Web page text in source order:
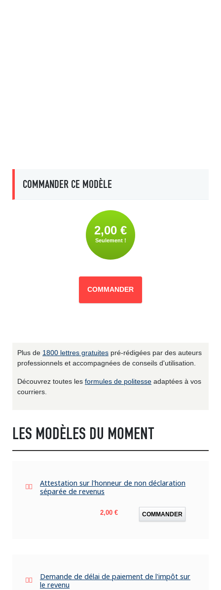
COMMANDER CE MODÈLE
2,00 €
Seulement !
COMMANDER
Plus de 1800 lettres gratuites pré-rédigées par des auteurs
professionnels et accompagnées de conseils d'utilisation.
Découvrez toutes les formules de politesse adaptées à vos
courriers.
LES MODÈLES DU MOMENT
Attestation sur l'honneur de non déclaration
séparée de revenus
Prix
2,00 € COMMANDER
Demande de délai de paiement de l'impôt sur
le revenu